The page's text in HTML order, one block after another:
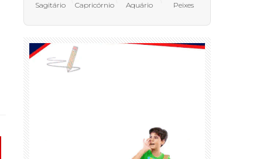
Sagitário Capricórnio Aquário Peixes